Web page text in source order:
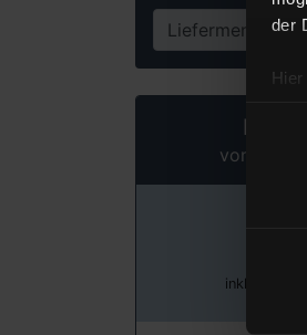
der
Liefermenge
von Kann
inkl. 19 %